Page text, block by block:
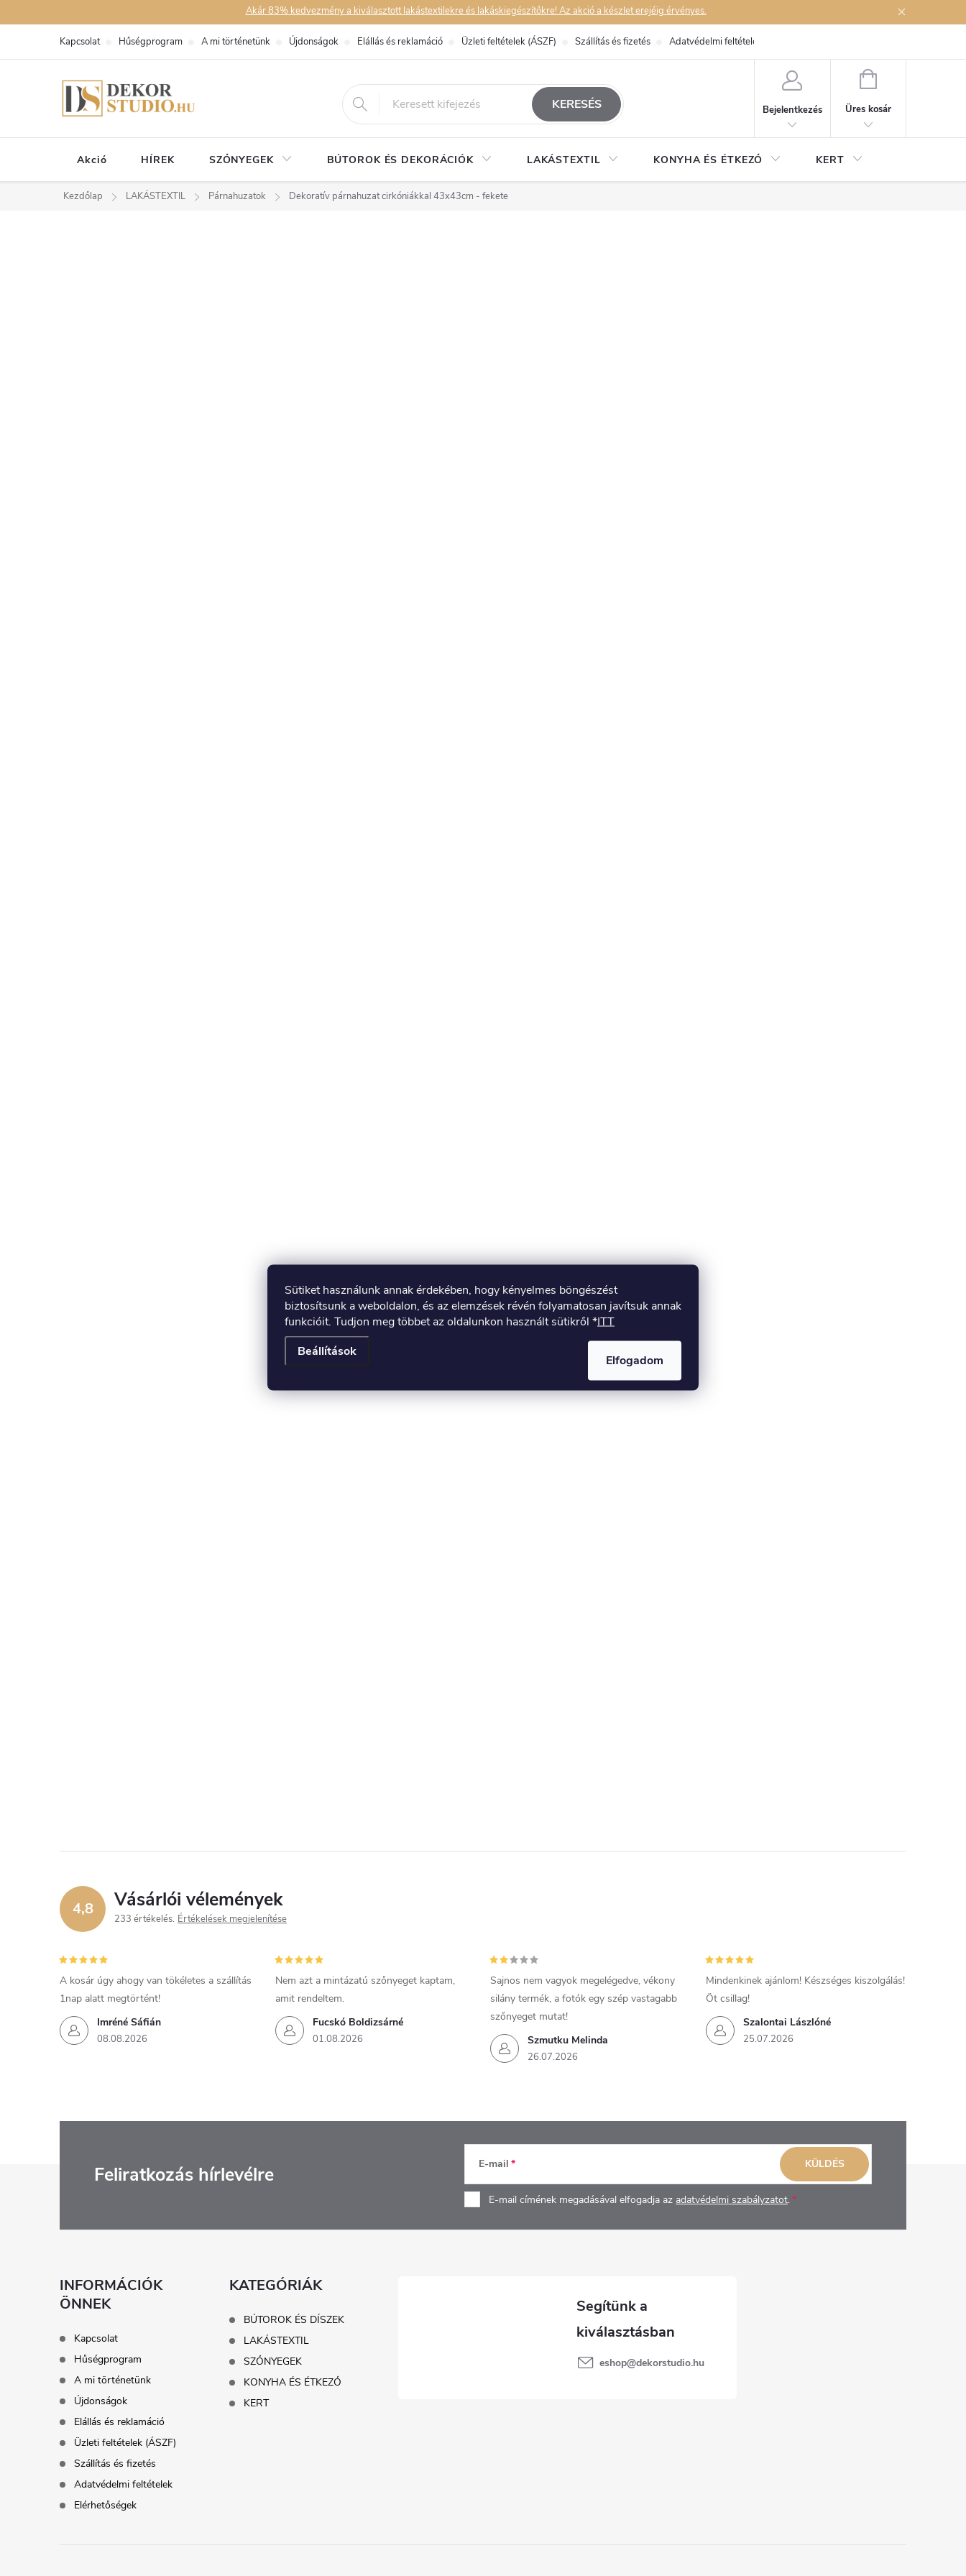
Sütiket használunk annak érdekében, hogy kényelmes böngészést
biztosítsunk a weboldalon, és az elemzések révén folyamatosan javítsuk annak
funkcióit. Tudjon meg többet az oldalunkon használt sütikről *ITT
Beállítások
Elfogadom
a
Akár 83% kedvezmény a kiválasztott lakástextilekre és lakáskiegészítőkre! Az akció a készlet erejéig érvényes.
eshop@dekorstudio.hu
Kapcsolat Hűségprogram A mi történetünk Újdonságok Elállás és reklamáció Üzleti feltételek (ÁSZF) Szállítás és fizetés Adatvédelmi feltételek
KERESÉS Bejelentkezés
KOSÁR
Üres kosár
Akció HÍREK SZŐNYEGEK BÚTOROK ÉS DEKORÁCIÓK LAKÁSTEXTIL KONYHA ÉS ÉTKEZŐ KERT
Kezdőlap LAKÁSTEXTIL Párnahuzatok Dekoratív párnahuzat cirkóniákkal 43x43cm - fekete
4,8 Vásárlói vélemények
233 értékelés Értékelések megjelenítése
Imréné Sáfián
08.08.2026
A kosár úgy ahogy van tökéletes a szállítás
1nap alatt megtörtént!
Fucskó Boldizsárné
01.08.2026
Nem azt a mintázatú szőnyeget kaptam,
amit rendeltem.
Szmutku Melinda
26.07.2026
Sajnos nem vagyok megelégedve, vékony
silány termék, a fotók egy szép vastagabb
szőnyeget mutat!
Szalontai Lászlóné
25.07.2026
Mindenkinek ajánlom! Készséges kiszolgálás!
Öt csillag!
Feliratkozás hírlevélre E-mail
E-mail címének megadásával elfogadja az adatvédelmi szabályzatot.
KÜLDÉS
INFORMÁCIÓK
ÖNNEK
Kapcsolat
Hűségprogram
A mi történetünk
Újdonságok
Elállás és reklamáció
Üzleti feltételek (ÁSZF)
Szállítás és fizetés
Adatvédelmi feltételek
Elérhetőségek
KATEGÓRIÁK
BÚTOROK ÉS DÍSZEK
LAKÁSTEXTIL
SZŐNYEGEK
KONYHA ÉS ÉTKEZŐ
KERT
eshop@dekorstudio.hu